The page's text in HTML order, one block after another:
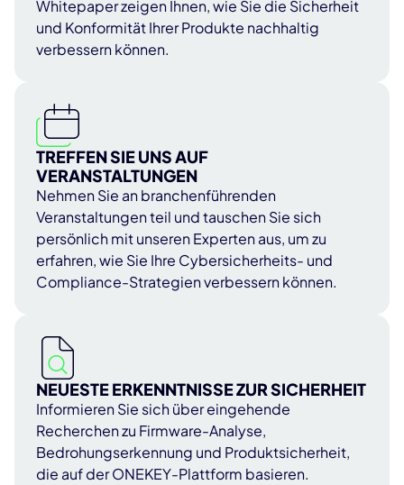
Whitepaper zeigen Ihnen, wie Sie die Sicherheit
und Konformität Ihrer Produkte nachhaltig
verbessern können.
TREFFEN SIE UNS AUF
VERANSTALTUNGEN
Nehmen Sie an branchenführenden
Veranstaltungen teil und tauschen Sie sich
persönlich mit unseren Experten aus, um zu
erfahren, wie Sie Ihre Cybersicherheits- und
Compliance-Strategien verbessern können.
NEUESTE ERKENNTNISSE ZUR SICHERHEIT
Informieren Sie sich über eingehende
Recherchen zu Firmware-Analyse,
Bedrohungserkennung und Produktsicherheit,
die auf der ONEKEY-Plattform basieren.